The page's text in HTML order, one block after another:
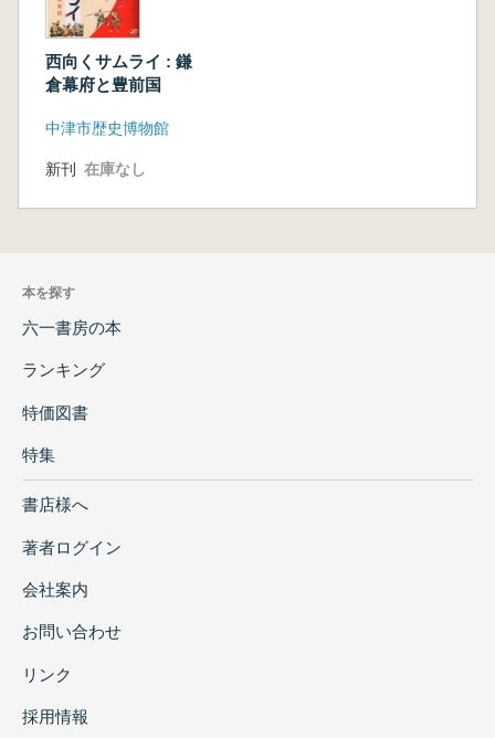
西向くサムライ : 鎌
倉幕府と豊前国
中津市歴史博物館
新刊 在庫なし
本を探す
六一書房の本
ランキング
特価図書
特集
書店様へ
著者ログイン
会社案内
お問い合わせ
リンク
採用情報